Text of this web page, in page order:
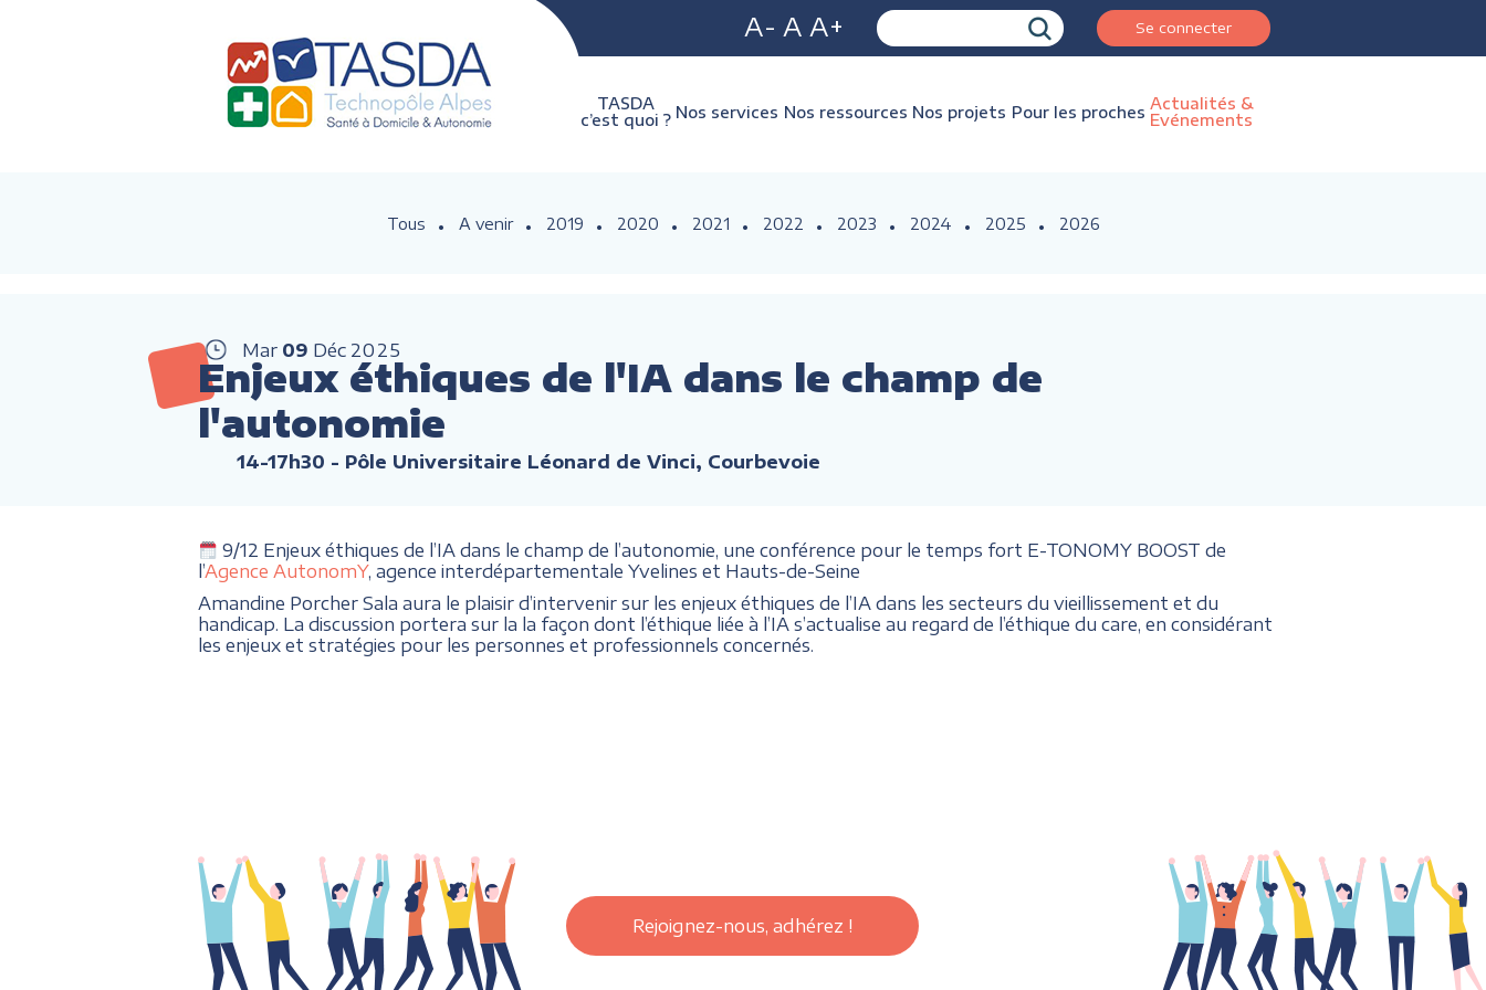
A- A A+ Se connecter
TASDA
c’est quoi ? Nos services Nos ressources Nos projets Pour les proches Actualités &
Evénements
Tous A venir 2019 2020 2021 2022 2023 2024 2025 2026
Mar 09 Déc 2025
Enjeux éthiques de l'IA dans le champ de
l'autonomie
14-17h30 - Pôle Universitaire Léonard de Vinci, Courbevoie
9/12 Enjeux éthiques de l’IA dans le champ de l’autonomie, une conférence pour le temps fort E-TONOMY BOOST de
l’Agence AutonomY, agence interdépartementale Yvelines et Hauts-de-Seine
Amandine Porcher Sala aura le plaisir d’intervenir sur les enjeux éthiques de l’IA dans les secteurs du vieillissement et du
handicap. La discussion portera sur la la façon dont l’éthique liée à l’IA s’actualise au regard de l’éthique du care, en considérant
les enjeux et stratégies pour les personnes et professionnels concernés.
Rejoignez-nous, adhérez !